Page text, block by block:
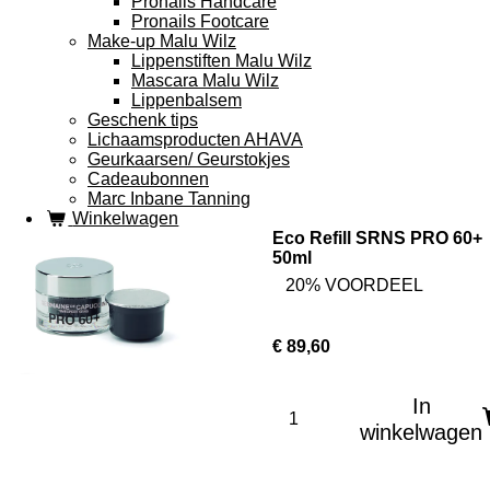
Pronails Footcare
Make-up Malu Wilz
Lippenstiften Malu Wilz
Mascara Malu Wilz
Lippenbalsem
Geschenk tips
Lichaamsproducten AHAVA
Geurkaarsen/ Geurstokjes
Cadeaubonnen
Marc Inbane Tanning
Winkelwagen
Eco Refill SRNS PRO 60+
50ml
20% VOORDEEL
€ 89,60
In
winkelwagen